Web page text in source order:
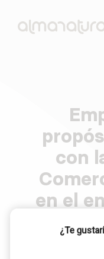
AlmaNatura
Reactivamos lo
empleo,
con
en el
de
¿Te